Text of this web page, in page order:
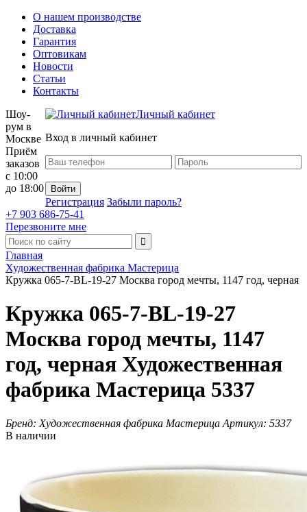
О нашем производстве
Доставка
Гарантия
Оптовикам
Новости
Статьи
Контакты
Личный кабинет
Вход в личный кабинет
Регистрация Забыли пароль?
Шоу-
рум в
Москве
Приём
заказов
с 10:00
до 18:00
+7 903 686-75-41
Перезвоните мне
Главная
Художественная фабрика Мастерица
Кружка 065-7-BL-19-27 Москва город мечты, 1147 год, черная
Кружка 065-7-BL-19-27
Москва город мечты, 1147
год, черная Художественная
фабрика Мастерица 5337
Бренд: Художественная фабрика Мастерица Артикул: 5337
В наличии